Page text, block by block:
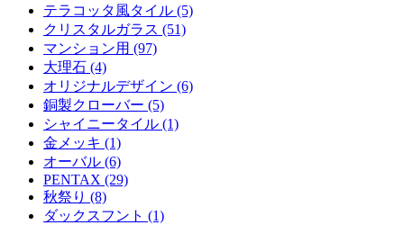
テラコッタ風タイル (5)
クリスタルガラス (51)
マンション用 (97)
大理石 (4)
オリジナルデザイン (6)
銅製クローバー (5)
シャイニータイル (1)
金メッキ (1)
オーバル (6)
PENTAX (29)
秋祭り (8)
ダックスフント (1)